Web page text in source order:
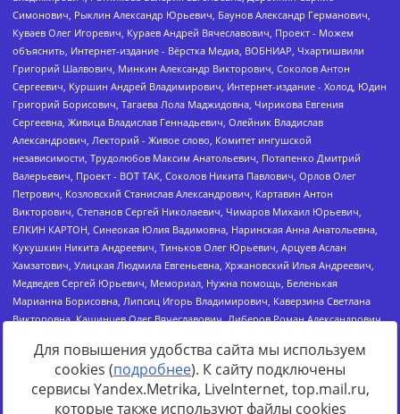
Источник:https://minjust.gov.ru/uploaded/files/reestr-
Для повышения удобства сайта мы используем
cookies (подробнее). К сайту подключены
сервисы Yandex.Metrika, LiveInternet, top.mail.ru,
которые также используют файлы cookies